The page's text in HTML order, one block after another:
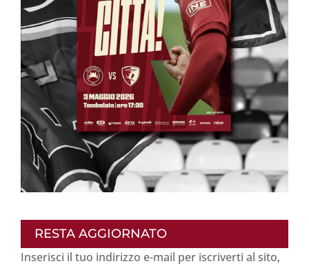
RESTA AGGIORNATO
Inserisci il tuo indirizzo e-mail per iscriverti al sito,